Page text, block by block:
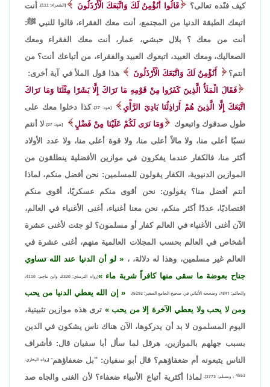
كيف فنّده تعالى؟
قَالُوا أَنُؤْمِنُ لَكَ وَاتَّبَعَكَ الْأَرْذَلُونَ [الشعراء: 111]،
أنت
اتبعك الطبقة الدنيا من المجتمع، أنت معك الفقراء، قالوا للنبي ﷺ:
أنت من معك ؟ بلال حبشي، عمار، أنت معك الفقراء ومعك
الصعاليك، ومعك العبيد، اتبعوك العبيد والفقراء، من أتباعك أنت؟ من
أنتم؟
أَنُؤْمِنُ لَكَ وَاتَّبَعَكَ الْأَرْذَلُونَ
هذا قول الملأ في آية أخرى:
فَقَالَ الْمَلَأُ الَّذِينَ كَفَرُوا مِنْ قَوْمِهِ مَا نَرَاكَ إِلَّا بَشَرًا مِثْلَنَا وَمَا نَرَاكَ
اتَّبَعَكَ إِلَّا الَّذِينَ هُمْ أَرَاذِلُنَا بَادِيَ الرَّأْيِ
[هود: 27]،
كذا دخلوا معك على
طول صدقوك واتبعوك
وَمَا نَرَى لَكُمْ عَلَيْنَا مِنْ فَضْلٍ [هود: 27]،
لا أنتم
نسبًا أعلى منا، ولا مالاً أعلى منا، ولا قوة أعلى منا، ولا عدد الأولاد
أكثر منا، فالكفار عندما يفكرون في موازين الأفضلية ينطلقون من
الموازين الدنيوية، الكفار يقولون للمسلمين: نحن أفضل منكم، لماذا
أنتم أفضل منا؟ يقولون: نحن أقوى منكم عسكريًا، أقوى منكم
اقتصاديًا، عددًا أكثر منكم، نحن معنا أغنياء، أغنى الأغنياء في العالم،
الآن أغنى الأغنياء في العالم كفار أو مسلمون؟ لو جئت لأغنى عشرة
أشخاص في العالم بحسب المجلات العالمية منهم، أغنى عشرة في
العالم غير مسلمين، وهذا له دلالة، ،
لو أن الدنيا عند الله تساوي
جناح بعوضة ما سقى منها كافراً شربة ماء
[رواه الترمذي: 2320، وابن ماجم: 4110،
والحاكم: 7847، وصححه الألباني في صحيح الجامع الصغير: 5292]،
إن الله يعطي الدنيا من يحب
ومن لا يحب ولا يعطي الآخرة إلا من يحب
ترى هذه موازين تثبيتية،
اليوم المسلمون لا بد أن يدركوها، الآن هناك ناس يشكون في الدين
بسبب جهلهم بالموازين، هرقل لما سأل أبا سفيان قال: فأشراف
الناس يتبعونه أم ضعفاؤهم؟ قال أبو سفيان: "بل ضعفاؤهم" [رواه البخاري:
4553 ، ومسلم: 1773]. لماذا أكثرية أتباع الأنبياء ضعفاء؟ لأن الغنى والجاه صد